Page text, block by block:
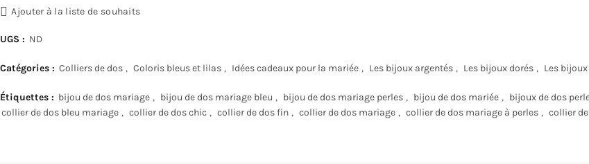
Ajouter à la liste de souhaits
UGS : ND
Catégories : Colliers de dos , Coloris bleus et lilas , Idées cadeaux pour la mariée , Les bijoux argentés , Les bijoux dorés , Les
Étiquettes : bijou de dos mariage , bijou de dos mariage bleu , bijou de dos mariage perles , bijou de dos mariée , bijoux de dos
collier de dos bleu mariage , collier de dos chic , collier de dos fin , collier de dos mariage , collier de dos mariage à perles , collier